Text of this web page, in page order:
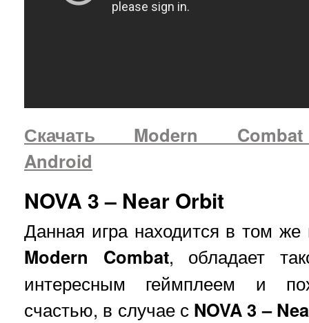
Скачать Modern
Android
NOVA 3 – Near Orbit
Данная игра находится в том
Modern Combat, обладает
интересным геймплеем и
счастью, в случае с NOVA 3 –